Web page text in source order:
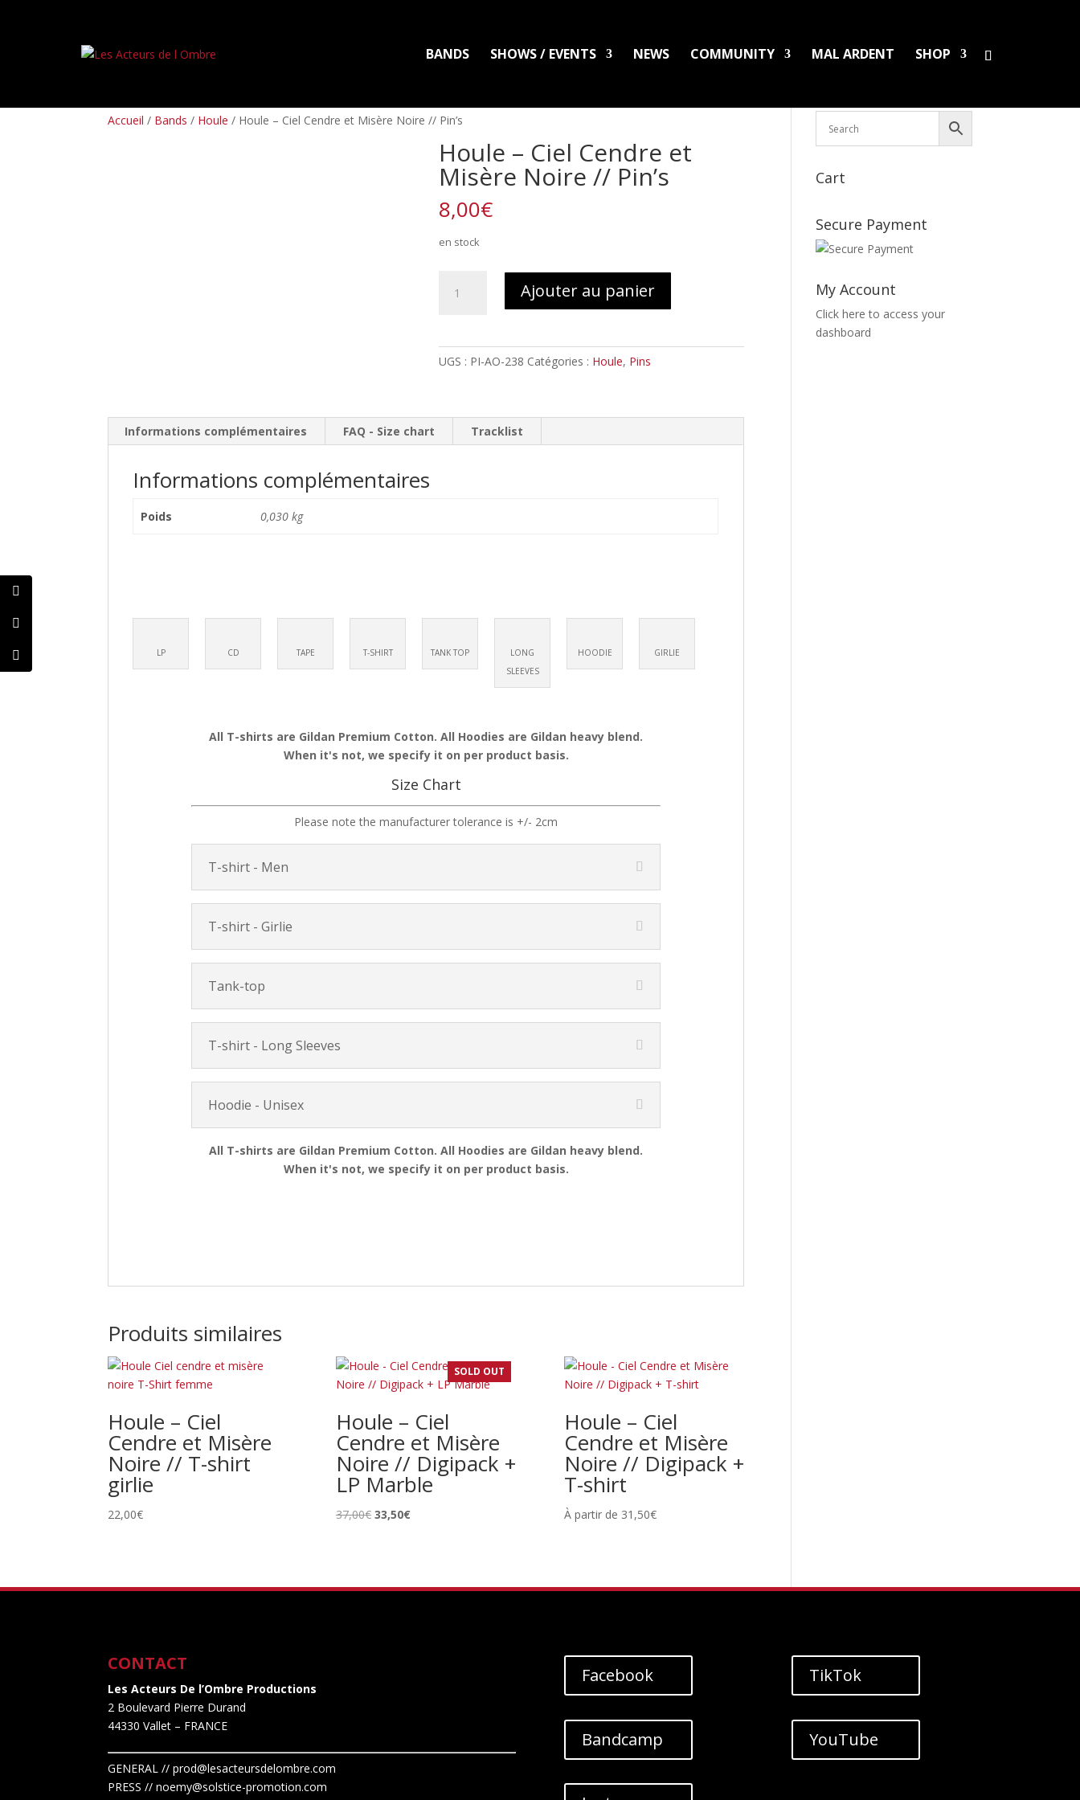
BANDS SHOWS / EVENTS NEWS COMMUNITY MAL ARDENT SHOP
Accueil / Bands / Houle / Houle – Ciel Cendre et Misère Noire // Pin’s
Houle – Ciel Cendre et
Misère Noire // Pin’s
8,00€
en stock
//
Ajouter au panier
UGS : PI-AO-238 Catégories : Houle, Pins
Informations complémentaires FAQ - Size chart Tracklist
Informations complémentaires
Poids 0,030 kg
LP CD TAPE T-SHIRT TANK TOP
LONG
SLEEVES
HOODIE GIRLIE
All T-shirts are Gildan Premium Cotton. All Hoodies are Gildan heavy blend.
When it's not, we specify it on per product basis.
Size Chart
Please note the manufacturer tolerance is +/- 2cm
T-shirt - Men
T-shirt - Girlie
Tank-top
T-shirt - Long Sleeves
Hoodie - Unisex
All T-shirts are Gildan Premium Cotton. All Hoodies are Gildan heavy blend.
When it's not, we specify it on per product basis.
Produits similaires
Houle – Ciel
Cendre et Misère
Noire // T-shirt
girlie
22,00€
SOLD OUT
Houle – Ciel
Cendre et Misère
Noire // Digipack +
LP Marble
37,00€ Le
37,00€.
33,50€Le
33,50€.
Houle – Ciel
Cendre et Misère
Noire // Digipack +
T-shirt
À partir de 31,50€
Cart
Secure Payment
My Account
Click here to access your
dashboard
CONTACT
Les Acteurs De l’Ombre Productions
2 Boulevard Pierre Durand
44330 Vallet – FRANCE
GENERAL // prod@lesacteursdelombre.com
PRESS // noemy@solstice-promotion.com
Facebook
Bandcamp
TikTok
YouTube